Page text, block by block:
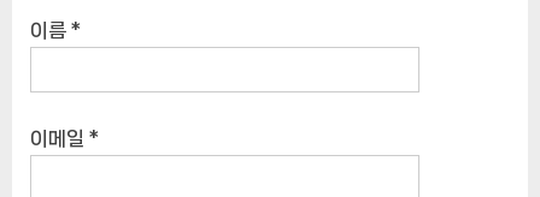
이름 *
이메일 *